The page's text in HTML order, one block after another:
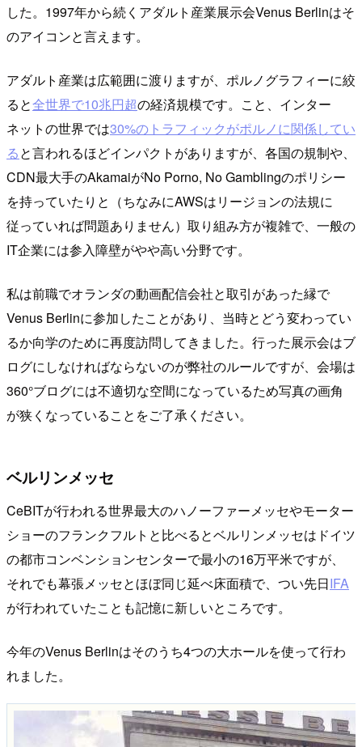
した。1997年から続くアダルト産業展示会Venus Berlinはそ
のアイコンと言えます。
アダルト産業は広範囲に渡りますが、ポルノグラフィーに絞
ると全世界で10兆円超の経済規模です。こと、インター
ネットの世界では30%のトラフィックがポルノに関係してい
ると言われるほどインパクトがありますが、各国の規制や、
CDN最大手のAkamaiがNo Porno, No Gamblingのポリシー
を持っていたりと（ちなみにAWSはリージョンの法規に
従っていれば問題ありません）取り組み方が複雑で、一般の
IT企業には参入障壁がやや高い分野です。
私は前職でオランダの動画配信会社と取引があった縁で
Venus Berlinに参加したことがあり、当時とどう変わってい
るか向学のために再度訪問してきました。行った展示会はブ
ログにしなければならないのが弊社のルールですが、会場は
360°ブログには不適切な空間になっているため写真の画角
が狭くなっていることをご了承ください。
ベルリンメッセ
CeBITが行われる世界最大のハノーファーメッセやモーター
ショーのフランクフルトと比べるとベルリンメッセはドイツ
の都市コンベンションセンターで最小の16万平米ですが、
それでも幕張メッセとほぼ同じ延べ床面積で、つい先日IFA
が行われていたことも記憶に新しいところです。
今年のVenus Berlinはそのうち4つの大ホールを使って行わ
れました。